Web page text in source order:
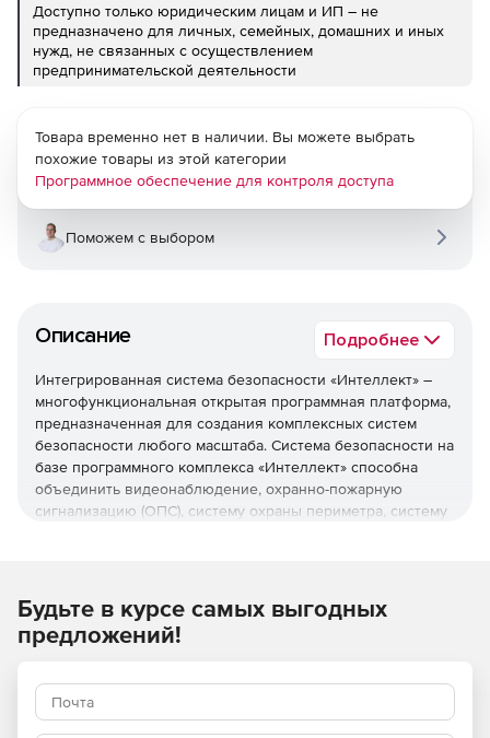
Доступно только юридическим лицам и ИП – не
предназначено для личных, семейных, домашних и иных
нужд, не связанных с осуществлением
предпринимательской деятельности
Описание Подробнее
Интегрированная система безопасности «Интеллект» –
многофункциональная открытая программная платформа,
предназначенная для создания комплексных систем
безопасности любого масштаба. Система безопасности на
базе программного комплекса «Интеллект» способна
объединить видеонаблюдение, охранно-пожарную
сигнализацию (ОПС), систему охраны периметра, систему
безопасности превращается в единую информационную
среду, в которой реализованы функции обработки и
способностью гибко реагировать на различные события.
Благодаря модульной архитектуре заказчик может
Товара временно нет в наличии. Вы можете выбрать
похожие товары из этой категории
Программное обеспечение для контроля доступа
Поможем с выбором
Будьте в курсе самых выгодных
предложений!